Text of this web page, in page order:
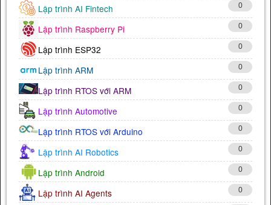
Lập trình AI Fintech 0
Lập trình Raspberry Pi 0
Lập trình ESP32 0
Lập trình ARM 0
Lập trình RTOS với ARM 0
Lập trình Automotive 0
Lập trình RTOS với Arduino 0
Lập trình AI Robotics 0
Lập trình Android 0
Lập trình AI Agents 0